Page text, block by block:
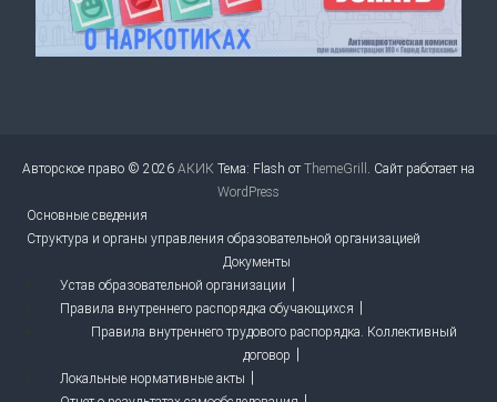
Авторское право © 2026 АКИК Тема: Flash отThemeGrill
. Сайт работает на
WordPress
Основные сведения
Структура и органы управления образовательной организацией
Документы
Устав образовательной организации
Правила внутреннего распорядка обучающихся
Правила внутреннего трудового распорядка. Коллективный
договор
Локальные нормативные акты